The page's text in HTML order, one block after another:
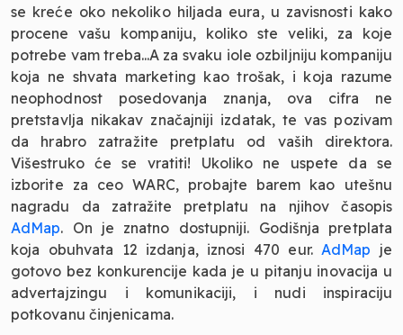
se kreće oko nekoliko hiljada eura, u zavisnosti kako
procene vašu kompaniju, koliko ste veliki, za koje
potrebe vam treba...A za svaku iole ozbiljniju kompaniju
koja ne shvata marketing kao trošak, i koja razume
neophodnost posedovanja znanja, ova cifra ne
pretstavlja nikakav značajniji izdatak, te vas pozivam
da hrabro zatražite pretplatu od vaših direktora.
Višestruko će se vratiti! Ukoliko ne uspete da se
izborite za ceo WARC, probajte barem kao utešnu
nagradu da zatražite pretplatu na njihov časopis
AdMap. On je znatno dostupniji. Godišnja pretplata
koja obuhvata 12 izdanja, iznosi 470 eur.AdMap je
gotovo bez konkurencije kada je u pitanju inovacija u
advertajzingu i komunikaciji, i nudi inspiraciju
potkovanu činjenicama.